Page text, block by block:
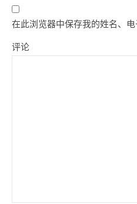
在此浏览器中保存我的姓名、电
评论